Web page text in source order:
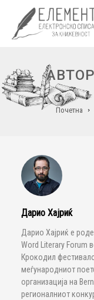
Почетна
Дарио Хајриќ
Дарио Хајриќ е
Word Literary Forum
Крокодил
меѓународниот
организација на
регионалниот